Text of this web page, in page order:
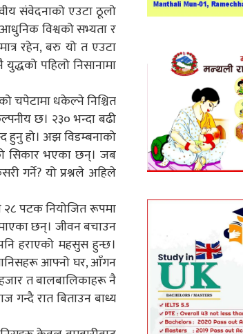
संवेदनाको एउटा ठूलो
विश्वको सभ्यता र
रहेन, बरु यो त एउटा
पहिलो निसानामा
चपेटामा धकेल्ने निश्चित
छ। २३० भन्दा बढी
हुनु हो। अझ विडम्बनाको
सिकार भएका छन्। जब
गर्ने? यो प्रश्नले अहिले
पटक नियोजित रूपमा
छन्। जीवन बचाउन
हराएको महसुस हुन्छ।
आफ्नो घर, आँगन
त बालबालिकाहरू नै
रात बिताउन बाध्य